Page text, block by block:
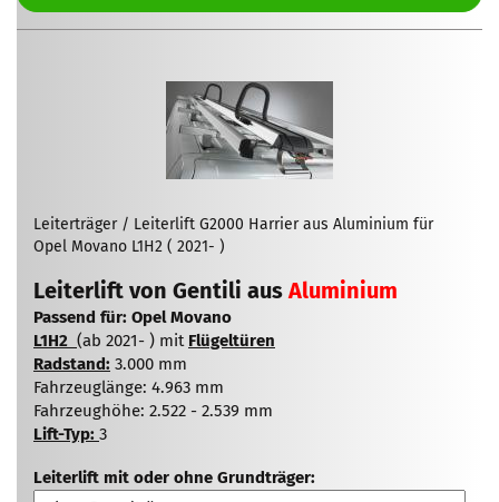
Leiterträger / Leiterlift G2000 Harrier aus Aluminium für
Opel Movano L1H2 ( 2021- )
Leiterlift von Gentili ausAluminium
Passend für: Opel Movano
L1H2 (ab 2021- ) mit Flügeltüren
Radstand: 3.000 mm
Fahrzeuglänge: 4.963 mm
Fahrzeughöhe: 2.522 - 2.539 mm
Lift-Typ: 3
Leiterlift mit oder ohne Grundträger: